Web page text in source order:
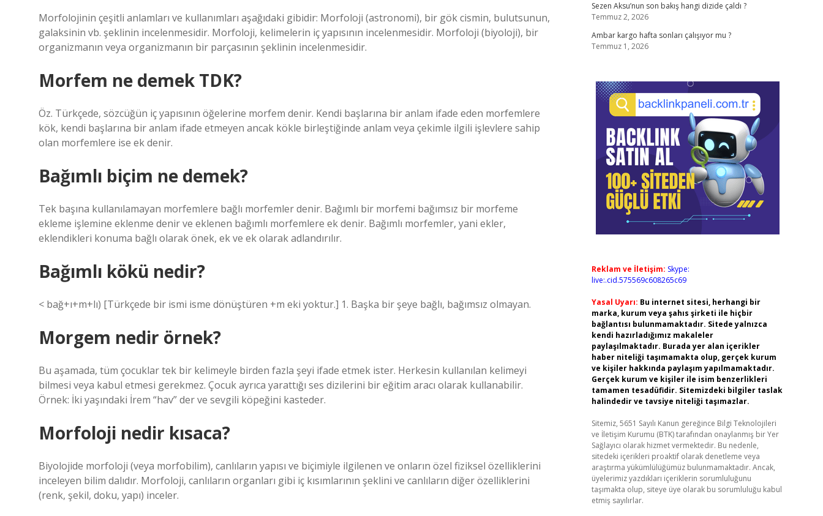
Morfolojinin çeşitli anlamları ve kullanımları aşağıdaki gibidir: Morfoloji (astronomi), bir gök cismin, bulutsunun,
galaksinin vb. şeklinin incelenmesidir. Morfoloji, kelimelerin iç yapısının incelenmesidir. Morfoloji (biyoloji), bir
organizmanın veya organizmanın bir parçasının şeklinin incelenmesidir.
Morfem ne demek TDK?
Öz. Türkçede, sözcüğün iç yapısının öğelerine morfem denir. Kendi başlarına bir anlam ifade eden morfemlere
kök, kendi başlarına bir anlam ifade etmeyen ancak kökle birleştiğinde anlam veya çekimle ilgili işlevlere sahip
olan morfemlere ise ek denir.
Bağımlı biçim ne demek?
Tek başına kullanılamayan morfemlere bağlı morfemler denir. Bağımlı bir morfemi bağımsız bir morfeme
ekleme işlemine eklenme denir ve eklenen bağımlı morfemlere ek denir. Bağımlı morfemler, yani ekler,
eklendikleri konuma bağlı olarak önek, ek ve ek olarak adlandırılır.
Bağımlı kökü nedir?
< bağ+ı+m+lı) [Türkçede bir ismi isme dönüştüren +m eki yoktur.] 1. Başka bir şeye bağlı, bağımsız olmayan.
Morgem nedir örnek?
Bu aşamada, tüm çocuklar tek bir kelimeyle birden fazla şeyi ifade etmek ister. Herkesin kullanılan kelimeyi
bilmesi veya kabul etmesi gerekmez. Çocuk ayrıca yarattığı ses dizilerini bir eğitim aracı olarak kullanabilir.
Örnek: İki yaşındaki İrem “hav” der ve sevgili köpeğini kasteder.
Morfoloji nedir kısaca?
Biyolojide morfoloji (veya morfobilim), canlıların yapısı ve biçimiyle ilgilenen ve onların özel fiziksel özelliklerini
inceleyen bilim dalıdır. Morfoloji, canlıların organları gibi iç kısımlarının şeklini ve canlıların diğer özelliklerini
(renk, şekil, doku, yapı) inceler.
Sezen Aksu’nun son bakış hangi dizide çaldı ?
Temmuz 2, 2026
Ambar kargo hafta sonları çalışıyor mu ?
Temmuz 1, 2026
Reklam ve İletişim: Skype:
live:.cid.575569c608265c69
Yasal Uyarı: Bu internet sitesi, herhangi bir
marka, kurum veya şahıs şirketi ile hiçbir
bağlantısı bulunmamaktadır. Sitede yalnızca
kendi hazırladığımız makaleler
paylaşılmaktadır. Burada yer alan içerikler
haber niteliği taşımamakta olup, gerçek kurum
ve kişiler hakkında paylaşım yapılmamaktadır.
Gerçek kurum ve kişiler ile isim benzerlikleri
tamamen tesadüfidir. Sitemizdeki bilgiler taslak
halindedir ve tavsiye niteliği taşımazlar.
Sitemiz, 5651 Sayılı Kanun gereğince Bilgi Teknolojileri
ve İletişim Kurumu (BTK) tarafından onaylanmış bir Yer
Sağlayıcı olarak hizmet vermektedir. Bu nedenle,
sitedeki içerikleri proaktif olarak denetleme veya
araştırma yükümlülüğümüz bulunmamaktadır. Ancak,
üyelerimiz yazdıkları içeriklerin sorumluluğunu
taşımakta olup, siteye üye olarak bu sorumluluğu kabul
etmiş sayılırlar.